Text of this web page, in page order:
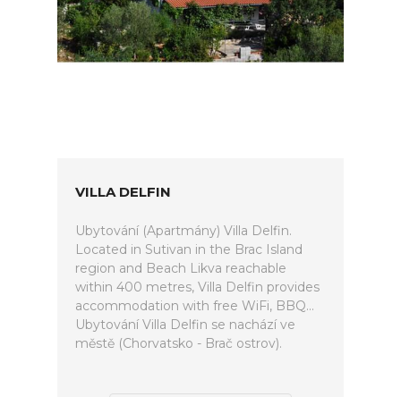
VILLA DELFIN
Ubytování (Apartmány) Villa Delfin.
Located in Sutivan in the Brac Island
region and Beach Likva reachable
within 400 metres, Villa Delfin provides
accommodation with free WiFi, BBQ...
Ubytování Villa Delfin se nachází ve
městě (Chorvatsko - Brač ostrov).